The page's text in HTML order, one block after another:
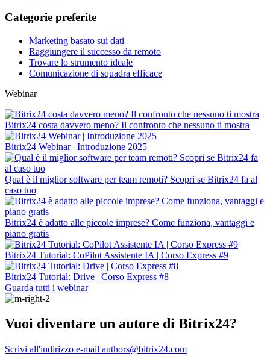
Categorie preferite
Marketing basato sui dati
Raggiungere il successo da remoto
Trovare lo strumento ideale
Comunicazione di squadra efficace
Webinar
Bitrix24 costa davvero meno? Il confronto che nessuno ti mostra
Bitrix24 Webinar | Introduzione 2025
Qual è il miglior software per team remoti? Scopri se Bitrix24 fa al
caso tuo
Bitrix24 è adatto alle piccole imprese? Come funziona, vantaggi e
piano gratis
Bitrix24 Tutorial: CoPilot Assistente IA | Corso Express #9
Bitrix24 Tutorial: Drive | Corso Express #8
Guarda tutti i webinar
Vuoi diventare un autore di Bitrix24?
Scrivi all'indirizzo e-mail authors@bitrix24.com